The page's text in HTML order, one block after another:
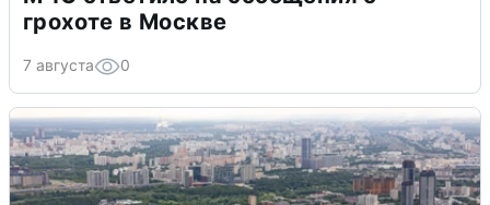
грохоте в Москве
7 августа 0